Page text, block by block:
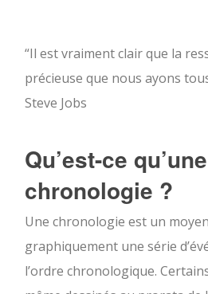
“Il est vraiment clair que la
précieuse que nous ayons
Steve Jobs
Qu’est-ce qu’une
chronologie ?
Une chronologie est un
graphiquement une série
l’ordre chronologique.